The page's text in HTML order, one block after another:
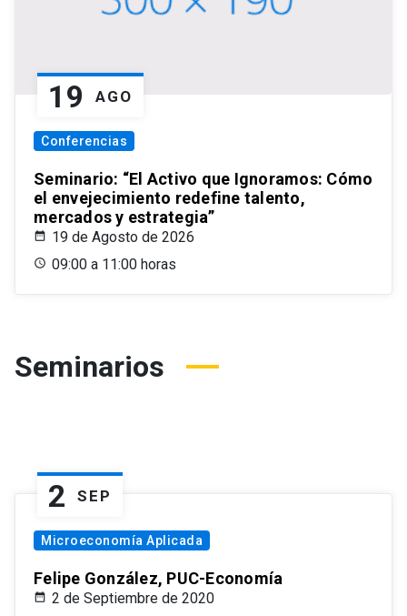
19 AGO
Conferencias
Seminario: “El Activo que Ignoramos: Cómo
el envejecimiento redefine talento,
mercados y estrategia”
19 de Agosto de 2026
09:00 a 11:00 horas
Seminarios
2 SEP
Microeconomía Aplicada
Felipe González, PUC-Economía
2 de Septiembre de 2020